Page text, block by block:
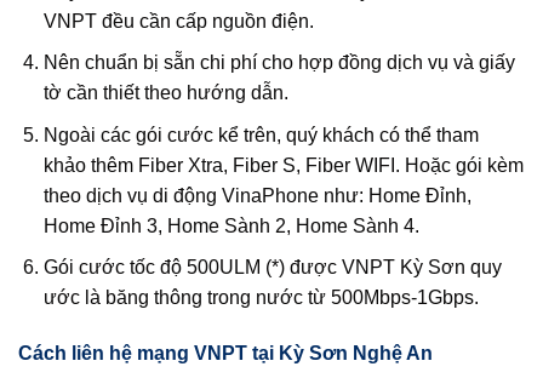
VNPT đều cần cấp nguồn điện.
Nên chuẩn bị sẵn chi phí cho hợp đồng dịch vụ và giấy
tờ cần thiết theo hướng dẫn.
Ngoài các gói cước kể trên, quý khách có thể tham
khảo thêm Fiber Xtra, Fiber S, Fiber WIFI. Hoặc gói kèm
theo dịch vụ di động VinaPhone như: Home Đỉnh,
Home Đỉnh 3, Home Sành 2, Home Sành 4.
Gói cước tốc độ 500ULM (*) được VNPT Kỳ Sơn quy
ước là băng thông trong nước từ 500Mbps-1Gbps.
Cách liên hệ mạng VNPT tại Kỳ Sơn Nghệ An